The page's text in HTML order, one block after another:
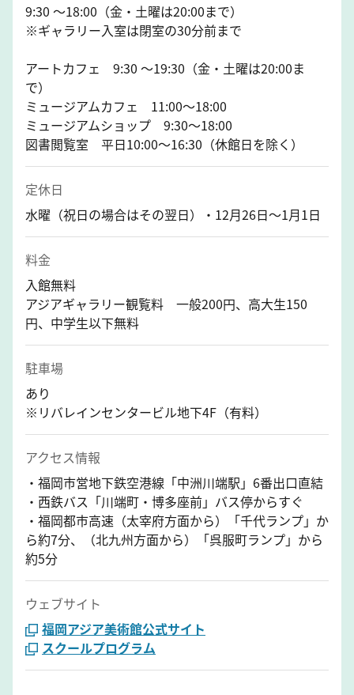
9:30 ～18:00（金・土曜は20:00まで）
※ギャラリー入室は閉室の30分前まで
アートカフェ 9:30 ～19:30（金・土曜は20:00ま
で）
ミュージアムカフェ 11:00～18:00
ミュージアムショップ 9:30～18:00
図書閲覧室 平日10:00～16:30（休館日を除く）
定休日
水曜（祝日の場合はその翌日）・12月26日～1月1日
料金
入館無料
アジアギャラリー観覧料 一般200円、高大生150
円、中学生以下無料
駐車場
あり
※リバレインセンタービル地下4F（有料）
アクセス情報
・福岡市営地下鉄空港線「中洲川端駅」6番出口直結
・西鉄バス「川端町・博多座前」バス停からすぐ
・福岡都市高速（太宰府方面から）「千代ランプ」か
ら約7分、（北九州方面から）「呉服町ランプ」から
約5分
ウェブサイト
福岡アジア美術館公式サイト
スクールプログラム